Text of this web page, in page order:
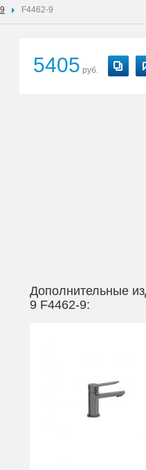
F4462-9
5405 руб.
Дополнительные
9 F4462-9: